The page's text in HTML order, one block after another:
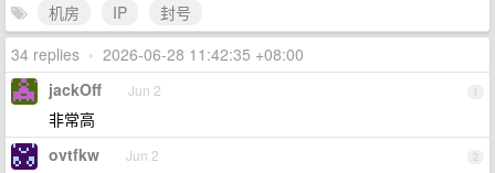
机房 IP
封号
34 replies • 2026-06-28 11:42:35 +08:00
1
jackOff Jun 2
非常高
2
ovtfkw Jun 2